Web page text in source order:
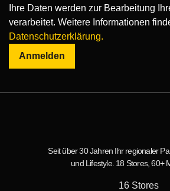
Ihre Daten werden zur Bearbeitung
verarbeitet. Weitere Informationen
Datenschutzerklärung.
Anmelden
Seit über 30 Jahren Ihr regionaler
und Lifestyle. 18 Stores, 60+
16 Stores